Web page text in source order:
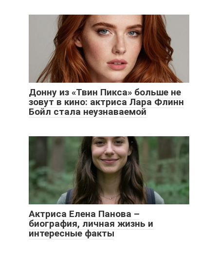
Донну из «Твин Пикса» больше не
зовут в кино: актриса Лара Флинн
Бойл стала неузнаваемой
Актриса Елена Панова –
биография, личная жизнь и
интересные факты